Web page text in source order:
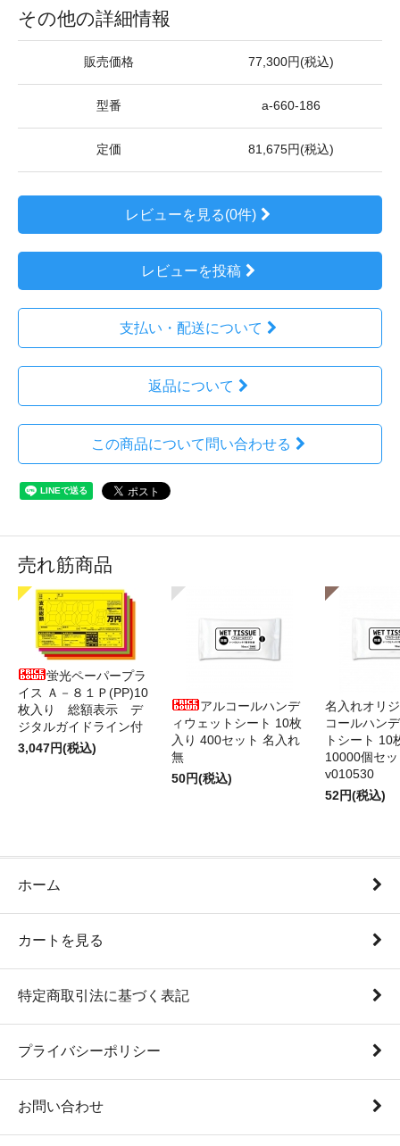
その他の詳細情報
販売価格 77,300円(税込)
型番 a-660-186
定価 81,675円(税込)
レビューを見る(0件)
レビューを投稿
支払い・配送について
返品について
この商品について問い合わせる
売れ筋商品
蛍光ペーパープラ
イス Ａ－８１Ｐ(PP)10
枚入り 総額表示 デ
ジタルガイドライン付
3,047円(税込)
アルコールハンデ
ィウェットシート 10枚
入り 400セット 名入れ
無
50円(税込)
名入れオリ
コールハン
トシート 10
10000個セ
v010530
52円(税込)
ホーム
カートを見る
特定商取引法に基づく表記
プライバシーポリシー
お問い合わせ